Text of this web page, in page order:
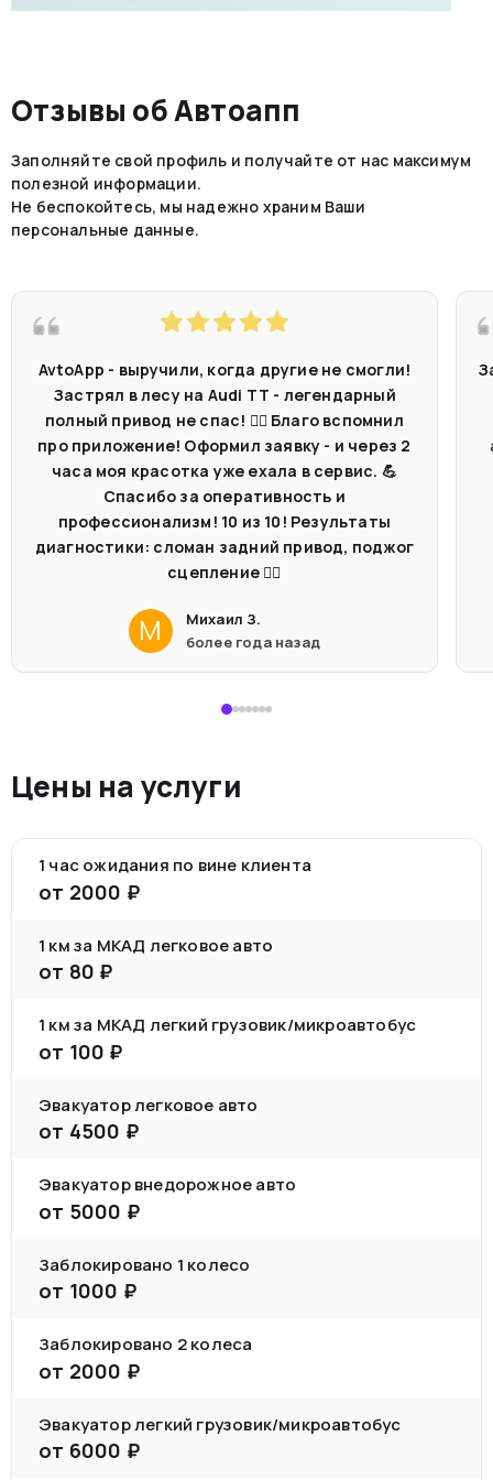
Отзывы об Автоапп
Заполняйте свой профиль и получайте от нас максимум
полезной информации.
Не беспокойтесь, мы надежно храним Ваши
персональные данные.
AvtoApp - выручили, когда другие не смогли!
Застрял в лесу на Audi TT - легендарный
полный привод не спас! 🤷‍♂️ Благо вспомнил
про приложение! Оформил заявку - и через 2
часа моя красотка уже ехала в сервис. 💪
Спасибо за оперативность и
профессионализм! 10 из 10! Результаты
диагностики: сломан задний привод, поджог
сцепление 🤦‍♂️
М
Михаил З.
более года назад
Цены на услуги
1 час ожидания по вине клиента
от 2000 ₽
1 км за МКАД легковое авто
от 80 ₽
1 км за МКАД легкий грузовик/микроавтобус
от 100 ₽
Эвакуатор легковое авто
от 4500 ₽
Эвакуатор внедорожное авто
от 5000 ₽
Заблокировано 1 колесо
от 1000 ₽
Заблокировано 2 колеса
от 2000 ₽
Эвакуатор легкий грузовик/микроавтобус
от 6000 ₽